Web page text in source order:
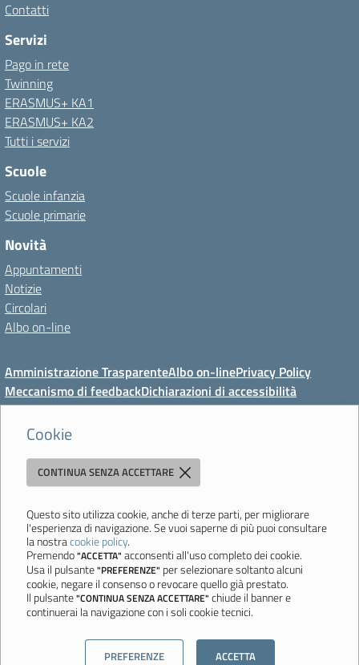
Cookie
CONTINUA SENZA ACCETTARE
Questo sito utilizza cookie, anche di terze parti, per migliorare
l'esperienza di navigazione. Se vuoi saperne di più puoi consultare
la nostracookie policy.
Premendo"ACCETTA" acconsenti all'uso completo dei cookie.
Usa il pulsante"PREFERENZE" per selezionare soltanto alcuni
cookie, negare il consenso o revocare quello già prestato.
Il pulsante"CONTINUA SENZA ACCETTARE" chiude il banner e
continuerai la navigazione con i soli cookie tecnici.
PREFERENZE ACCETTA
Contatti
Servizi
Pago in rete
Twinning
ERASMUS+ KA1
ERASMUS+ KA2
Tutti i servizi
Scuole
Scuole infanzia
Scuole primarie
Novità
Appuntamenti
Notizie
Circolari
Albo on-line
Amministrazione TrasparenteAlbo on-linePrivacy Policy
Meccanismo di feedbackDichiarazioni di accessibilità
Preferenze cookie
Direzione Didattica di Vignola
"Tutti diversamente uguali, tutti ugualmente diversi"
Viale Mazzini, 18 - 41058 Vignola (MO) - Tel. 059 771117 - Fax 059
771113 - Email:moee06000a@istruzione.it- PEC:
moee06000a@pec.istruzione.it
Ultimo aggiornamento: Mercoledì, 5 Agosto 2026 ore 08:44